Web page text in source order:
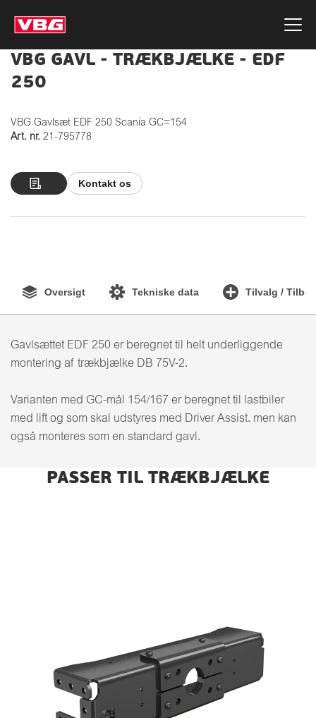
VBG GAVL - TRÆKBJÆLKE - EDF
250
VBG Gavlsæt EDF 250 Scania GC=154
Art. nr. 21-795778
Kontakt os
Oversigt Tekniske data Tilvalg /
Gavlsættet EDF 250 er beregnet til helt underliggende
montering af trækbjælke DB 75V-2.
Varianten med GC-mål 154/167 er beregnet til lastbiler
med lift og som skal udstyres med Driver Assist. men kan
også monteres som en standard gavl.
PASSER TIL TRÆKBJÆLKE